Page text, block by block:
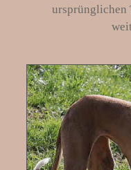
ursprünglichen